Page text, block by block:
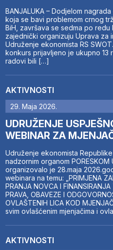
BANJALUKA – Dodjelom
koja se bavi problemom crnog
BiH, završava se sedma po redu
zajednički organizuju Uprava za
Udruženje ekonomista RS
konkurs prijavljeno je ukupno 13
radovi bili […]
AKTIVNOSTI
29. Maja 2026.
UDRUŽENJE
WEBINAR ZA
Udruženje ekonomista Republike
nadzornim organom PORESKOM
organizovalo je 28.maja
webinara na temu: „PRIMJENA
PRANJA NOVCA I
PRAVA, OBAVEZE I
OVLAŠTENIH LICA KOD
svim ovlašćenim mjenjačima i
AKTIVNOSTI